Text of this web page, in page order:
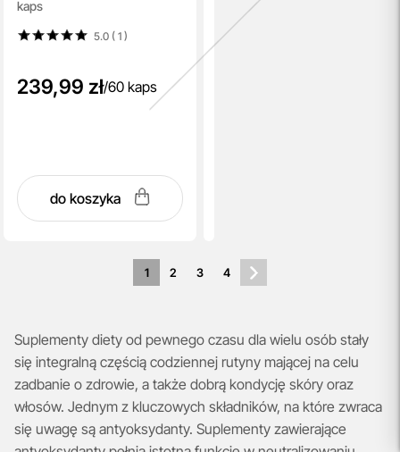
kaps
5.0 ( 1)
239,99 zł/60 kaps
do koszyka
1 2 3 4
Suplementy diety od pewnego czasu dla wielu osób stały
się integralną częścią codziennej rutyny mającej na celu
zadbanie o zdrowie, a także dobrą kondycję skóry oraz
włosów. Jednym z kluczowych składników, na które zwraca
się uwagę są antyoksydanty. Suplementy zawierające